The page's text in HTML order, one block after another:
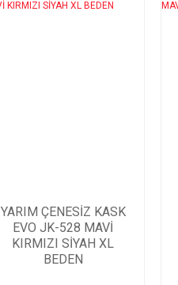
YARIM ÇENESİZ KASK
EVO JK-528 MAVİ
KIRMIZI SİYAH XL
BEDEN